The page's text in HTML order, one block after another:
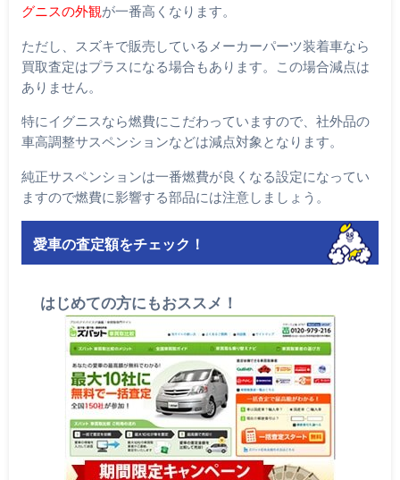
グニスの外観が一番高くなります。
ただし、スズキで販売しているメーカーパーツ装着車なら
買取査定はプラスになる場合もあります。この場合減点は
ありません。
特にイグニスなら燃費にこだわっていますので、社外品の
車高調整サスペンションなどは減点対象となります。
純正サスペンションは一番燃費が良くなる設定になってい
ますので燃費に影響する部品には注意しましょう。
愛車の査定額をチェック！
はじめての方にもおススメ！